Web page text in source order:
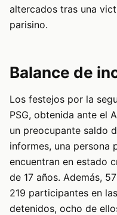
altercados tras una
parisino.
Balance de
Los festejos por la
PSG, obtenida ante el
un preocupante saldo
informes, una persona
encuentran en estado
de 17 años. Además,
219 participantes en
detenidos, ocho de